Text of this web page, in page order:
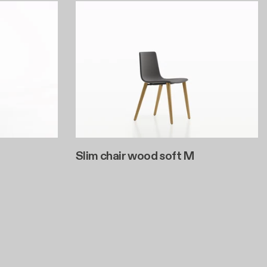
Slim chair wood soft M